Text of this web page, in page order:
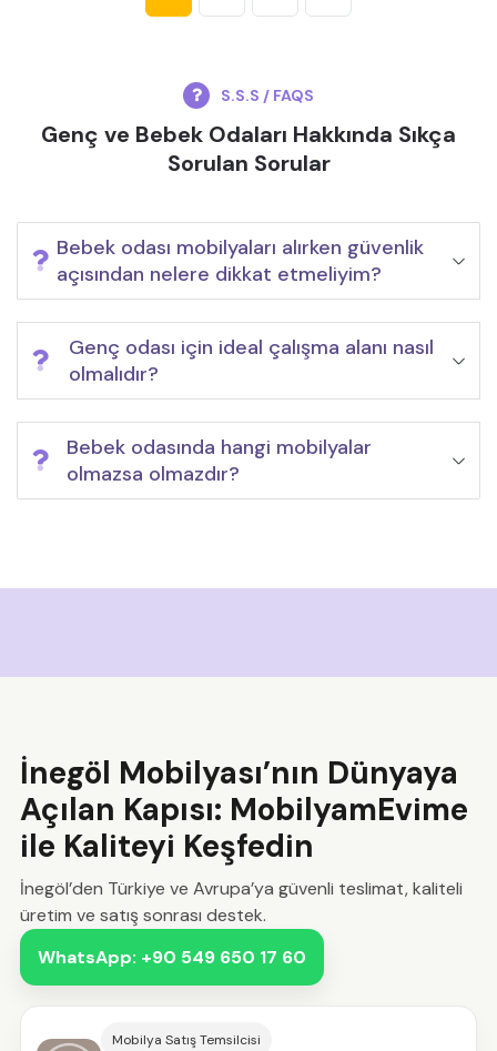
S.S.S / FAQS
Genç ve Bebek Odaları Hakkında Sıkça
Sorulan Sorular
Bebek odası mobilyaları alırken güvenlik
açısından nelere dikkat etmeliyim?
Genç odası için ideal çalışma alanı nasıl
olmalıdır?
Bebek odasında hangi mobilyalar
olmazsa olmazdır?
İnegöl Mobilyası’nın Dünyaya
Açılan Kapısı: MobilyamEvime
ile Kaliteyi Keşfedin
İnegöl’den Türkiye ve Avrupa’ya güvenli teslimat, kaliteli
üretim ve satış sonrası destek.
WhatsApp: +90 549 650 17 60
Mobilya Satış Temsilcisi